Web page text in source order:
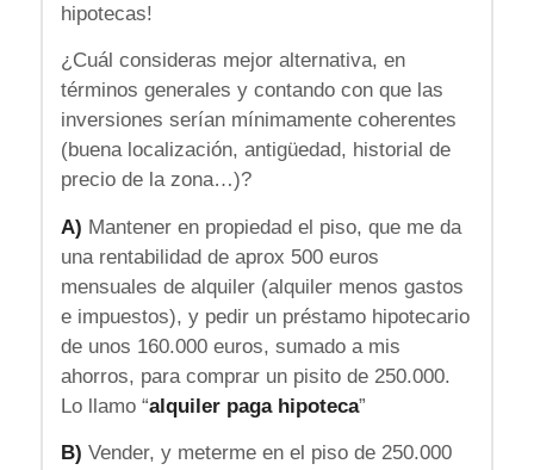
hipotecas!
¿Cuál consideras mejor alternativa, en
términos generales y contando con que las
inversiones serían mínimamente coherentes
(buena localización, antigüedad, historial de
precio de la zona…)?
A) Mantener en propiedad el piso, que me da
una rentabilidad de aprox 500 euros
mensuales de alquiler (alquiler menos gastos
e impuestos), y pedir un préstamo hipotecario
de unos 160.000 euros, sumado a mis
ahorros, para comprar un pisito de 250.000.
Lo llamo “alquiler paga hipoteca”
B) Vender, y meterme en el piso de 250.000